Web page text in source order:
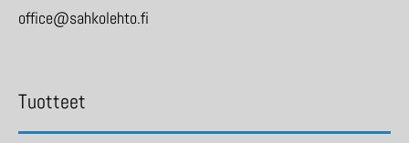
office@sahkolehto.fi
Tuotteet